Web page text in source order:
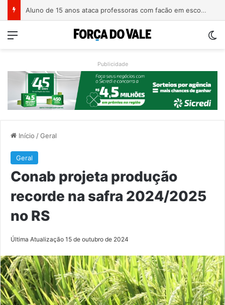
Homem é preso com revólver de numeração raspada em Teutônia
Menu
Publicidade
Início /Geral
Geral
Conab projeta produção
recorde na safra 2024/2025
no RS
Última Atualização 15 de outubro de 2024